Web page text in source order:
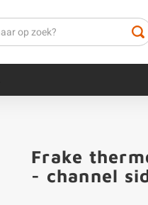
Blauwsteen sokkels
Frake
- channel